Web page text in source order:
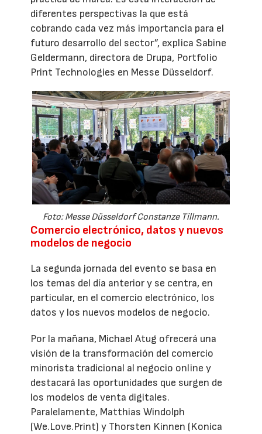
diferentes perspectivas la que está
cobrando cada vez más importancia para el
futuro desarrollo del sector”, explica Sabine
Geldermann, directora de Drupa, Portfolio
Print Technologies en Messe Düsseldorf.
Foto: Messe Düsseldorf Constanze Tillmann.
Comercio electrónico, datos y nuevos
modelos de negocio
La segunda jornada del evento se basa en
los temas del día anterior y se centra, en
particular, en el comercio electrónico, los
datos y los nuevos modelos de negocio.
Por la mañana, Michael Atug ofrecerá una
visión de la transformación del comercio
minorista tradicional al negocio online y
destacará las oportunidades que surgen de
los modelos de venta digitales.
Paralelamente, Matthias Windolph
(We.Love.Print) y Thorsten Kinnen (Konica